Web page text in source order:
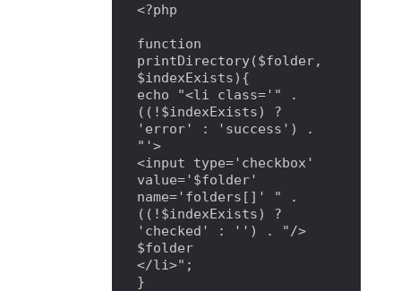
<?php
function
printDirectory($folder,
$indexExists){
echo "<li class='" .
((!$indexExists) ?
'error' : 'success') .
"'>
<input type='checkbox'
value='$folder'
name='folders[]' " .
((!$indexExists) ?
'checked' : '') . "/>
$folder
</li>";
}